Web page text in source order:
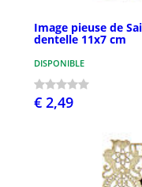
Image pieuse de
dentelle 11x7 cm
DISPONIBLE
€ 2,49